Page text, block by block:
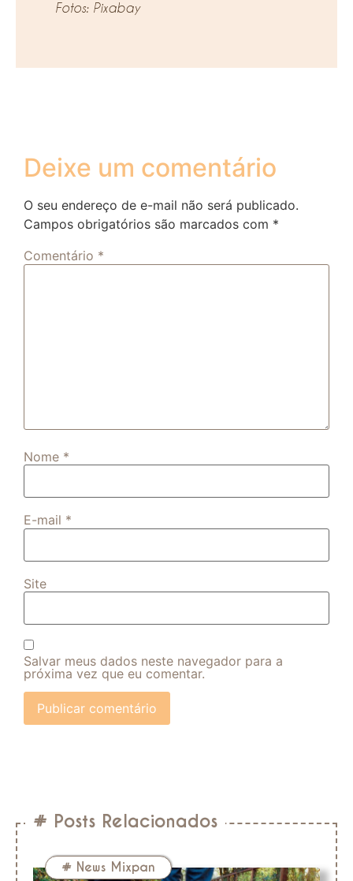
Fotos: Pixabay
Deixe um comentário
O seu endereço de e-mail não será publicado.
Campos obrigatórios são marcados com *
Comentário *
Nome *
E-mail *
Site
Salvar meus dados neste navegador para a
próxima vez que eu comentar.
# Posts Relacionados
# News Mixpan